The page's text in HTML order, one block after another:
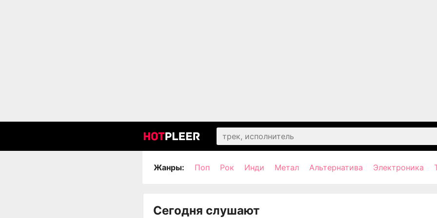
Жанры: Поп Рок Инди Метал Альтернатива Электроника
Сегодня слушают